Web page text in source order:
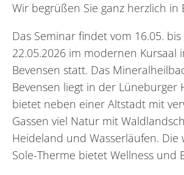
Wir begrüßen Sie ganz herzlich in
Das Seminar findet vom 16.05. bis
22.05.2026 im modernen Kursaal
Bevensen statt. Das
Bevensen liegt in der Lüneburger
bietet neben einer Altstadt mit
Gassen viel Natur mit
Heideland und Wasserläufen. Die
Sole-Therme bietet Wellness und